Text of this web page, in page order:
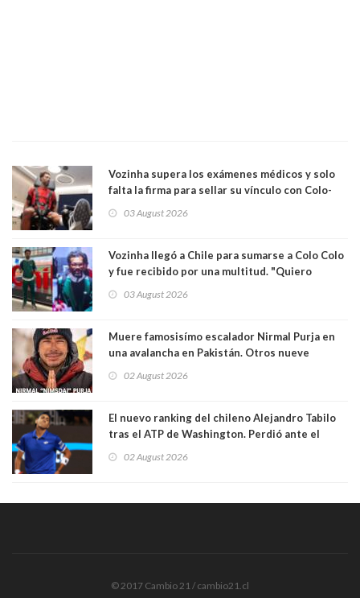
Vozinha supera los exámenes médicos y solo
falta la firma para sellar su vínculo con Colo-
03 August 2026
Vozinha llegó a Chile para sumarse a Colo Colo
y fue recibido por una multitud. "Quiero
hinchas"
03 August 2026
Muere famosisímo escalador Nirmal Purja en
una avalancha en Pakistán. Otros nueve
02 August 2026
El nuevo ranking del chileno Alejandro Tabilo
tras el ATP de Washington. Perdió ante el
02 August 2026
© 2017 Cambio 21 / cambio21.cl